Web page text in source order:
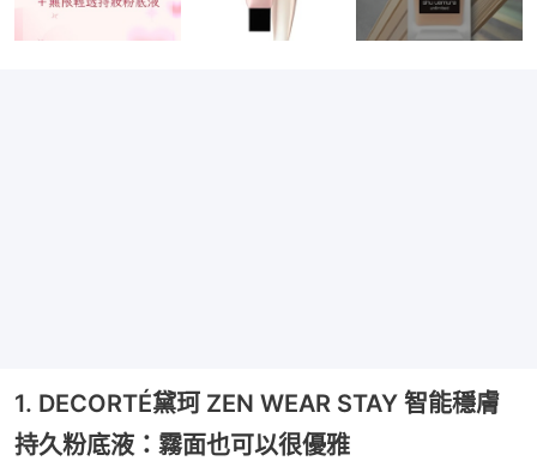
1. DECORTÉ黛珂 ZEN WEAR STAY 智能穩膚
持久粉底液：霧面也可以很優雅